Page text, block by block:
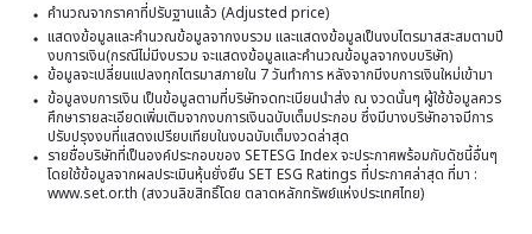
คำนวณจากราคาที่ปรับฐานแล้ว (Adjusted price)
แสดงข้อมูลและคำนวณข้อมูลจากงบรวม และแสดงข้อมูลเป็นงบไตรมาสสะสมตามปี
งบการเงิน(กรณีไม่มีงบรวม จะแสดงข้อมูลและคำนวณข้อมูลจากงบบริษัท)
ข้อมูลจะเปลี่ยนแปลงทุกไตรมาสภายใน 7 วันทำการ หลังจากมีงบการเงินใหม่เข้ามา
ข้อมูลงบการเงิน เป็นข้อมูลตามที่บริษัทจดทะเบียนนำส่ง ณ งวดนั้นๆ ผู้ใช้ข้อมูลควร
ศึกษารายละเอียดเพิ่มเติมจากงบการเงินฉบับเต็มประกอบ ซึ่งมีบางบริษัทอาจมีการ
ปรับปรุงงบที่แสดงเปรียบเทียบในงบฉบับเต็มงวดล่าสุด
รายชื่อบริษัทที่เป็นองค์ประกอบของ SETESG Index จะประกาศพร้อมกับดัชนี้อื่นๆ
โดยใช้ข้อมูลจากผลประเมินหุ้นยั่งยืน SET ESG Ratings ที่ประกาศล่าสุด ที่มา :
www.set.or.th (สงวนลิขสิทธิ์โดย ตลาดหลักทรัพย์แห่งประเทศไทย)